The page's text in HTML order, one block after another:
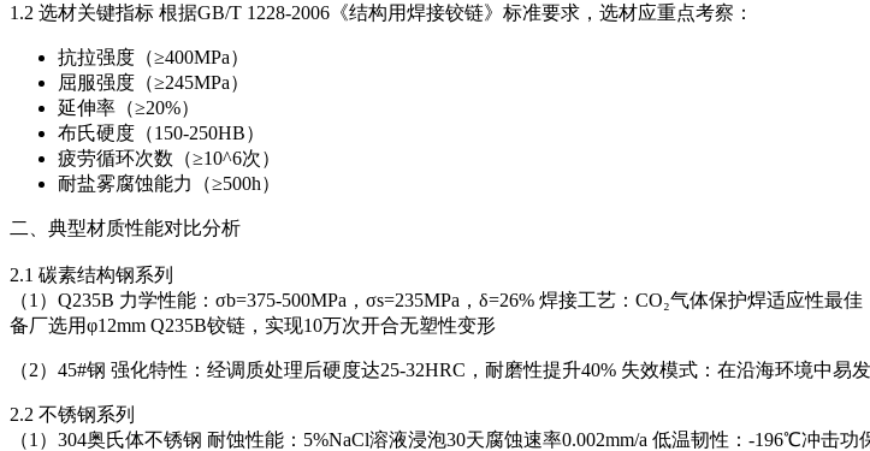
1.2 选材关键指标 根据GB/T 1228-2006《结构用焊接铰链》标准要求，选材应重点考察：
抗拉强度（≥400MPa）
屈服强度（≥245MPa）
延伸率（≥20%）
布氏硬度（150-250HB）
疲劳循环次数（≥10^6次）
耐盐雾腐蚀能力（≥500h）
二、典型材质性能对比分析
2.1 碳素结构钢系列
（1）Q235B 力学性能：σb=375-500MPa，σs=235MPa，δ=26% 焊接工艺：CO₂气体保护焊适应性
备厂选用φ12mm Q235B铰链，实现10万次开合无塑性变形
（2）45#钢 强化特性：经调质处理后硬度达25-32HRC，耐磨性提升40% 失效模式：在沿海环境中易
2.2 不锈钢系列
（1）304奥氏体不锈钢 耐蚀性能：5%NaCl溶液浸泡30天腐蚀速率0.002mm/a 低温韧性：-196℃冲击